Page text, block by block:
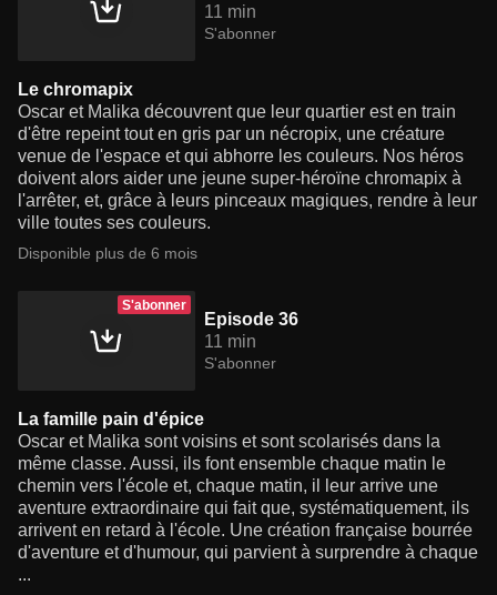
11 min
S'abonner
Le chromapix
Oscar et Malika découvrent que leur quartier est en train
d'être repeint tout en gris par un nécropix, une créature
venue de l'espace et qui abhorre les couleurs. Nos héros
doivent alors aider une jeune super-héroïne chromapix à
l'arrêter, et, grâce à leurs pinceaux magiques, rendre à leur
ville toutes ses couleurs.
Disponible plus de 6 mois
S'abonner
Episode 36
11 min
S'abonner
La famille pain d'épice
Oscar et Malika sont voisins et sont scolarisés dans la
même classe. Aussi, ils font ensemble chaque matin le
chemin vers l'école et, chaque matin, il leur arrive une
aventure extraordinaire qui fait que, systématiquement, ils
arrivent en retard à l'école. Une création française bourrée
d'aventure et d'humour, qui parvient à surprendre à chaque
...